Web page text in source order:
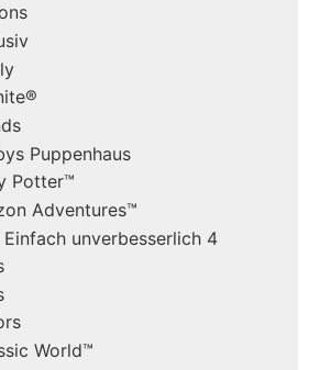
Puppenhaus
Potter™
Adventures™
Einfach unverbesserlich 4
World™